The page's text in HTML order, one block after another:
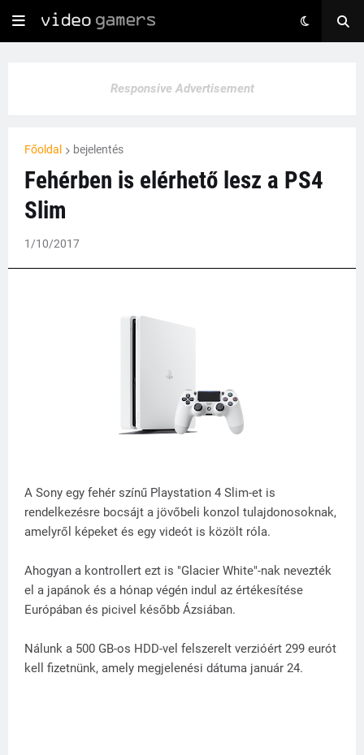
Responsive Advertisement
Főoldal bejelentés
Fehérben is elérhető lesz a PS4
Slim
1/10/2017
A Sony egy fehér színű Playstation 4 Slim-et is
rendelkezésre bocsájt a jövőbeli konzol tulajdonosoknak,
amelyről képeket és egy videót is közölt róla.
Ahogyan a kontrollert ezt is "Glacier White"-nak nevezték
el a japánok és a hónap végén indul az értékesítése
Európában és picivel később Ázsiában.
Nálunk a 500 GB-os HDD-vel felszerelt verzióért 299 eurót
kell fizetnünk, amely megjelenési dátuma január 24.